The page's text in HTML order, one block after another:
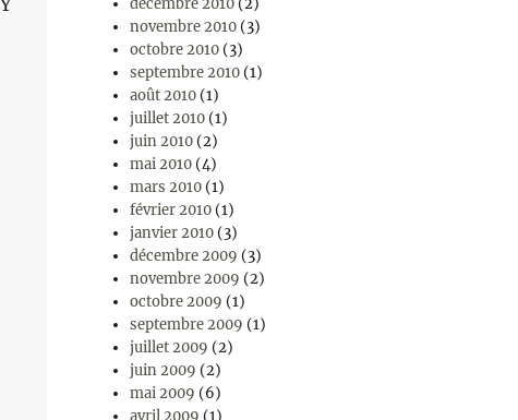
décembre 2010 (2)
novembre 2010 (3)
octobre 2010 (3)
septembre 2010 (1)
août 2010 (1)
juillet 2010 (1)
juin 2010 (2)
mai 2010 (4)
mars 2010 (1)
février 2010 (1)
janvier 2010 (3)
décembre 2009 (3)
novembre 2009 (2)
octobre 2009 (1)
septembre 2009 (1)
juillet 2009 (2)
juin 2009 (2)
mai 2009 (6)
avril 2009 (1)